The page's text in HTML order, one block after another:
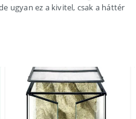
ugyan ez a kivitel, csak a háttér